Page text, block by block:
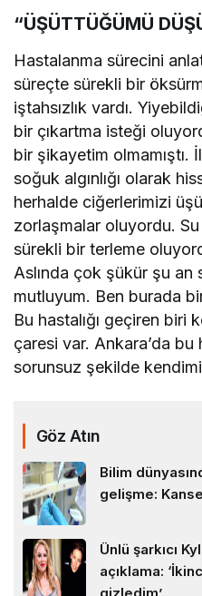
“ÜŞÜTTÜĞÜMÜ
Hastalanma sürecini
süreçte sürekli bir
iştahsızlık vardı.
bir çıkartma isteği
bir şikayetim
soğuk algınlığı olarak
herhalde ciğerlerimizi
zorlaşmalar oluyordu.
sürekli bir terleme
Aslında çok şükür şu an
mutluyum. Ben burada
Bu hastalığı geçiren biri
çaresi var. Ankara’da
sorunsuz şekilde
Göz Atın
Bilim
gelişme:
Ünlü şarkıcı
açıklama: